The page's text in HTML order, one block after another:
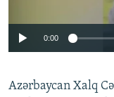
0:00
Azərbaycan Xalq